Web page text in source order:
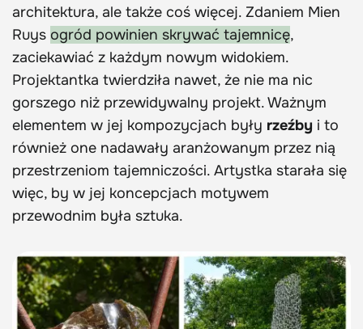
architektura, ale także coś więcej. Zdaniem Mien
Ruys ogród powinien skrywać tajemnicę,
zaciekawiać z każdym nowym widokiem.
Projektantka twierdziła nawet, że nie ma nic
gorszego niż przewidywalny projekt. Ważnym
elementem w jej kompozycjach były rzeźby i to
również one nadawały aranżowanym przez nią
przestrzeniom tajemniczości. Artystka starała się
więc, by w jej koncepcjach motywem
przewodnim była sztuka.